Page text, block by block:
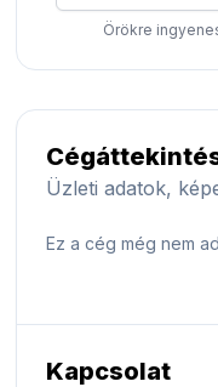
Örökre
Üzleti adatok,
Ez a cég még nem
Kapcsolat